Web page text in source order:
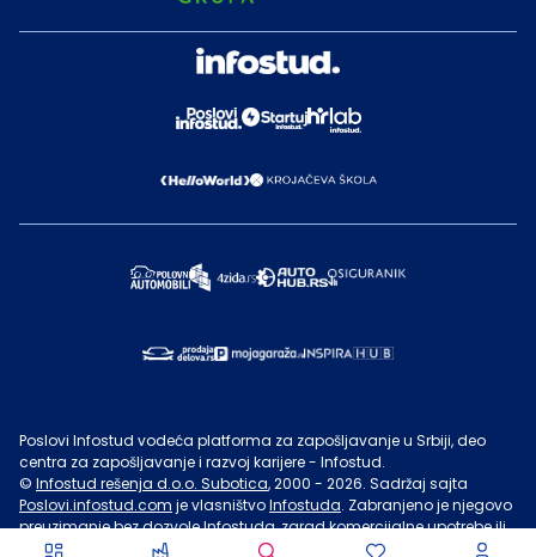
Poslovi Infostud vodeća platforma za zapošljavanje u Srbiji, deo
centra za zapošljavanje i razvoj karijere - Infostud.
© Infostud rešenja d.o.o. Subotica, 2000 - 2026. Sadržaj sajta
Poslovi.infostud.com je vlasništvoInfostuda. Zabranjeno je njegovo
preuzimanje bez dozvoleInfostuda, zarad komercijalne upotrebe ili
u druge svrhe, osim za lične potrebe posetilaca sajta.